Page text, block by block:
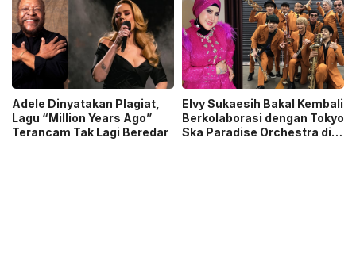
Adele Dinyatakan Plagiat,
Lagu “Million Years Ago”
Terancam Tak Lagi Beredar
Elvy Sukaesih Bakal Kembali
Berkolaborasi dengan Tokyo
Ska Paradise Orchestra di